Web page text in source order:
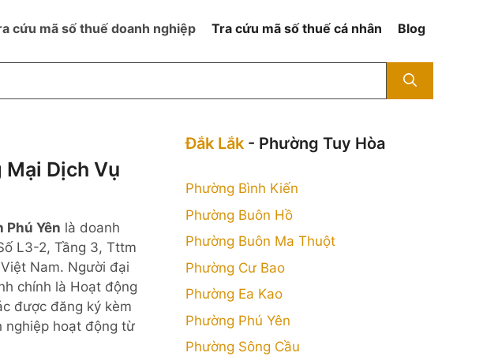
chưa
MST
cứu mã số thuế doanh nghiệp Tra cứu mã số thuế cá nhân Blog
Dịch Vụ
Phú Yên là doanh
L3-2, Tầng 3, Tttm
Nam. Người đại
chính là Hoạt động
được đăng ký kèm
nghiệp hoạt động từ
Đắk Lắk - Phường Tuy Hòa
Phường Bình Kiến
Phường Buôn Hồ
Phường Buôn Ma Thuột
Phường Cư Bao
Phường Ea Kao
Phường Phú Yên
Phường Sông Cầu